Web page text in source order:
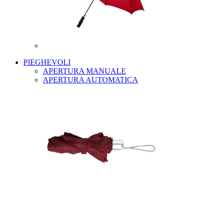
PIEGHEVOLI
APERTURA MANUALE
APERTURA AUTOMATICA